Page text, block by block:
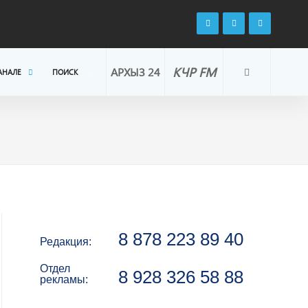
КЧР FM
АРХЫЗ 24
ПОИСК
Редакция: 8 878 223 89 40
Отдел
рекламы:
8 928 326 58 88